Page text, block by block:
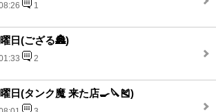
1
日(ござる🏯)
2
日(タンク魔 来た店🍳🔪🎽)